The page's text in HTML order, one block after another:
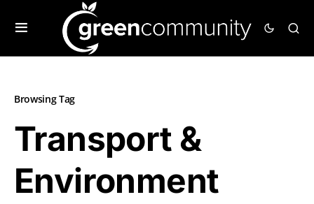
Browsing Tag
Transport &
Environment